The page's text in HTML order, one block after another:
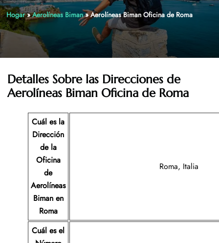
Hogar»Aerolíneas Biman»Aerolíneas Biman Oficina de Roma
Detalles Sobre las Direcciones de
Aerolíneas Biman Oficina de Roma
Cuál es la
Dirección
de la
Oficina
de
Aerolíneas
Biman en
Roma
Roma, Italia
Cuál es el